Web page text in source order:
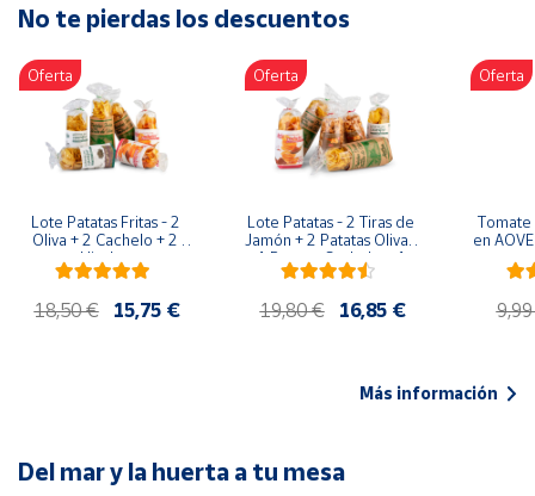
Artesanía
Oficina y
Papelería
Para Canarias,
Ceuta y Melilla
populares
Bono
Cultural
de Correos
Market
No te pierdas los descuentos
Oferta
Lote Patatas Fritas - 2
Oliva + 2 Cachelo + 2
Hierbas
18,50 € 15,75 €
Oferta
Lote Patatas - 2 Tiras de
Jamón + 2 Patatas Oliva +
1 Patatas Cachelo + 1
Patatas Hierbas
19,80 € 16,85 €
Oferta
en
Más información
Del mar y la huerta a tu mesa